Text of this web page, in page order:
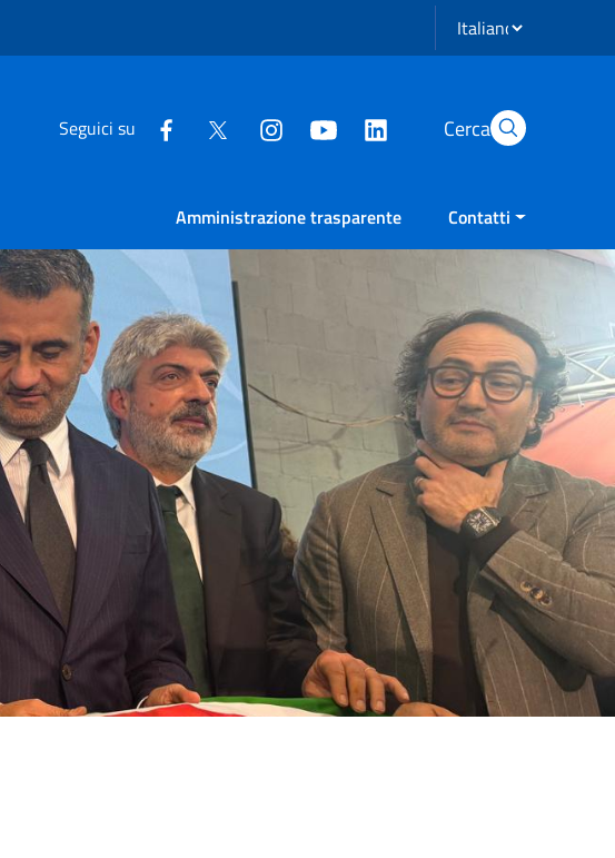
Seleziona lingua
Seguici su Cerca
Amministrazione trasparente Contatti